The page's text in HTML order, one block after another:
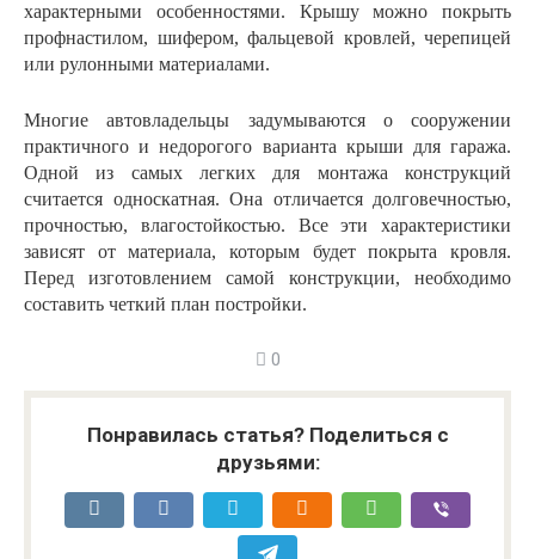
характерными особенностями. Крышу можно покрыть
профнастилом, шифером, фальцевой кровлей, черепицей
или рулонными материалами.
Многие автовладельцы задумываются о сооружении
практичного и недорогого варианта крыши для гаража.
Одной из самых легких для монтажа конструкций
считается односкатная. Она отличается долговечностью,
прочностью, влагостойкостью. Все эти характеристики
зависят от материала, которым будет покрыта кровля.
Перед изготовлением самой конструкции, необходимо
составить четкий план постройки.
0
Понравилась статья? Поделиться с
друзьями: